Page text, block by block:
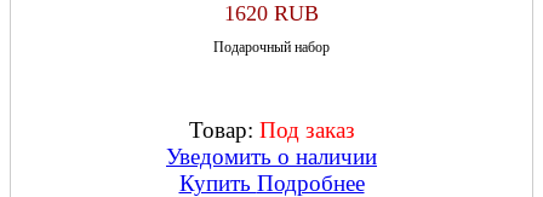
1620 RUB
Подарочный набор
Товар: Под заказ
Уведомить о наличии
Купить Подробнее